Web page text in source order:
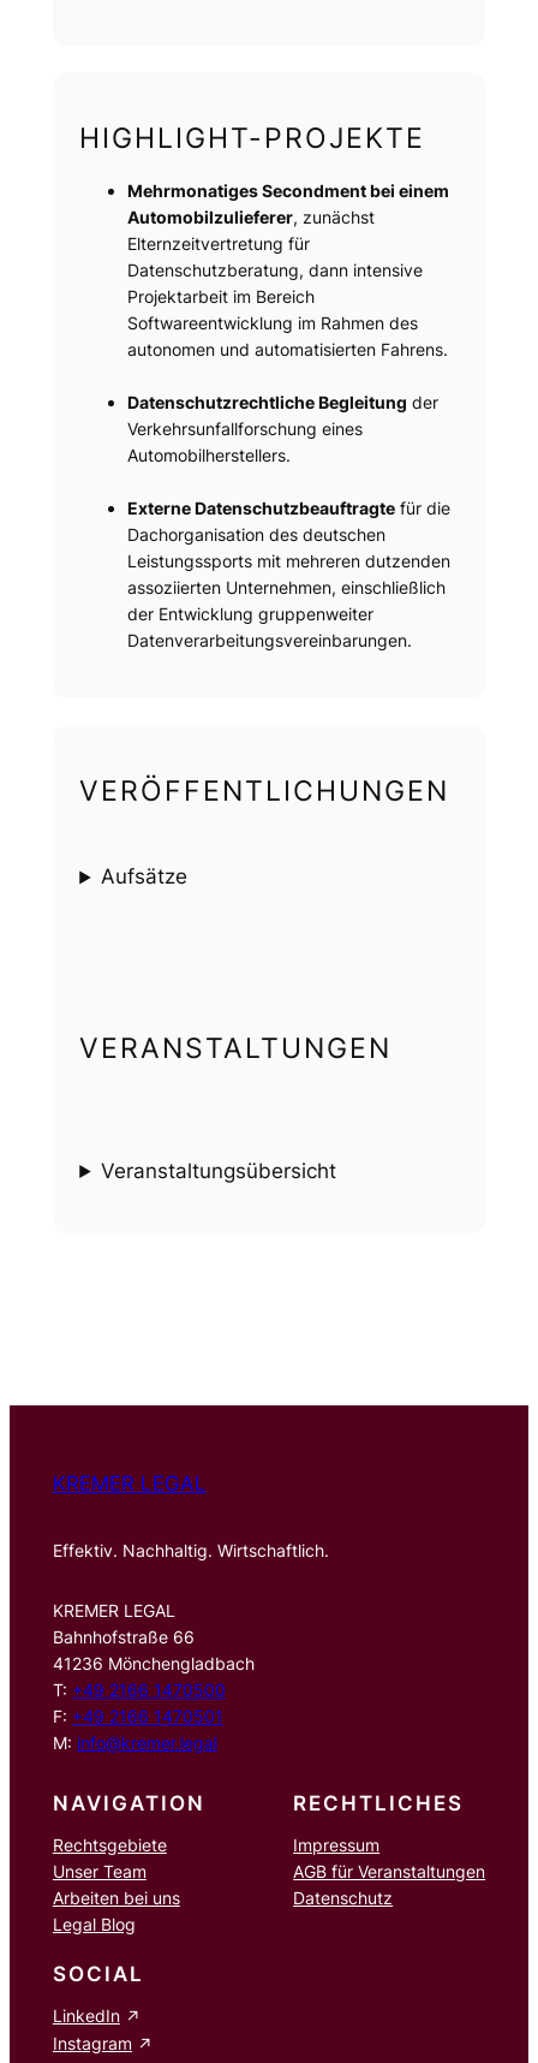
HIGHLIGHT-PROJEKTE
Mehrmonatiges Secondment bei einem
Automobilzulieferer, zunächst
Elternzeitvertretung für
Datenschutzberatung, dann intensive
Projektarbeit im Bereich
Softwareentwicklung im Rahmen des
autonomen und automatisierten Fahrens.
Datenschutzrechtliche Begleitung der
Verkehrsunfallforschung eines
Automobilherstellers.
Externe Datenschutzbeauftragte für die
Dachorganisation des deutschen
Leistungssports mit mehreren dutzenden
assoziierten Unternehmen, einschließlich
der Entwicklung gruppenweiter
Datenverarbeitungsvereinbarungen.
VERÖFFENTLICHUNGEN
Aufsätze
VERANSTALTUNGEN
Veranstaltungsübersicht
KREMER LEGAL
Effektiv. Nachhaltig. Wirtschaftlich.
KREMER LEGAL
Bahnhofstraße 66
41236 Mönchengladbach
T: +49 2166 1470500
F: +49 2166 1470501
M: info@kremer.legal
NAVIGATION
Rechtsgebiete
Unser Team
Arbeiten bei uns
Legal Blog
RECHTLICHES
Impressum
AGB für Veranstaltungen
Datenschutz
SOCIAL
LinkedIn
Instagram